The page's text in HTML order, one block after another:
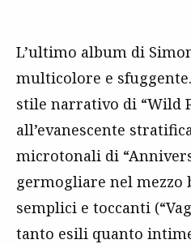
L’ultimo album di
multicolore e
stile narrativo di “Wild
all’evanescente
microtonali di
germogliare nel mezzo
semplici e toccanti
tanto esili quanto